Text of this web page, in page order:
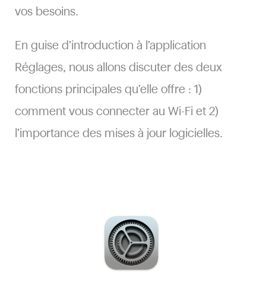
vos besoins.
En guise d’introduction à l’application
Réglages, nous allons discuter des deux
fonctions principales qu’elle offre : 1)
comment vous connecter au Wi-Fi et 2)
l’importance des mises à jour logicielles.